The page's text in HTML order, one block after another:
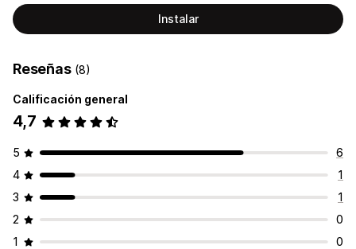
Instalar
Reseñas (8)
Calificación general
4,7
5
6
4
1
3
1
2
0
1
0